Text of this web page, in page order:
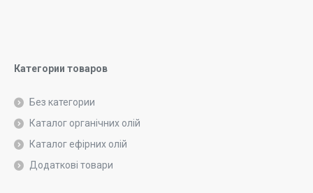
Категории товаров
Без категории
Каталог органічних олій
Каталог ефірних олій
Додаткові товари